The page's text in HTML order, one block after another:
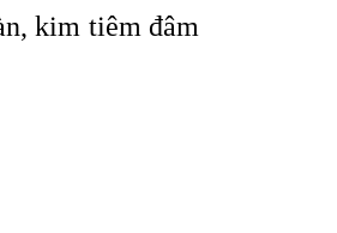
kim tiêm đâm